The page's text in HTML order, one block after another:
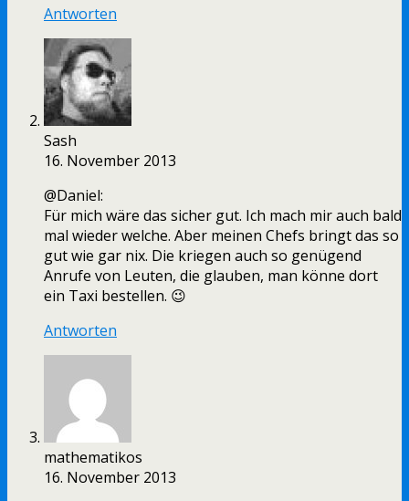
Antworten
Sash
16. November 2013
@Daniel:
Für mich wäre das sicher gut. Ich mach mir auch bald
mal wieder welche. Aber meinen Chefs bringt das so
gut wie gar nix. Die kriegen auch so genügend
Anrufe von Leuten, die glauben, man könne dort
ein Taxi bestellen. 😉
Antworten
mathematikos
16. November 2013